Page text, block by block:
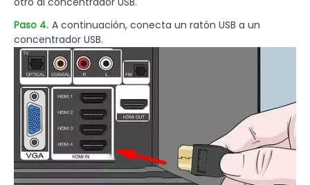
Paso 4. A continuación, conecta un ratón USB a un
concentrador USB.